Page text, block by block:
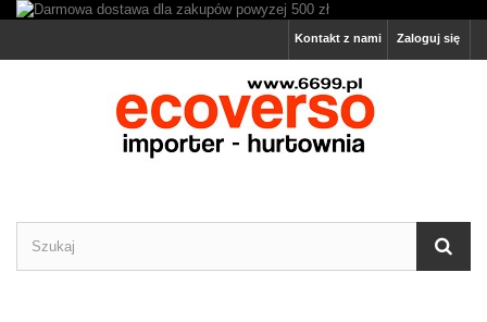
Zaloguj się
Kontakt z nami